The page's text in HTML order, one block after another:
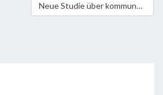
Neue Studie über kommunale Förderreglemente für Altbausanierung & erneuerbare Energien